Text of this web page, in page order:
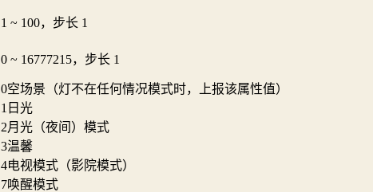
1 ~ 100，步长 1
0 ~ 16777215，步长 1
0空场景（灯不在任何情况模式时，上报该属性值）
1 日光
2月光（夜间）模式
3温馨
4电视模式（影院模式）
7唤醒模式